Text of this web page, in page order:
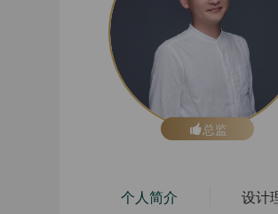
总监
个人简介 设计